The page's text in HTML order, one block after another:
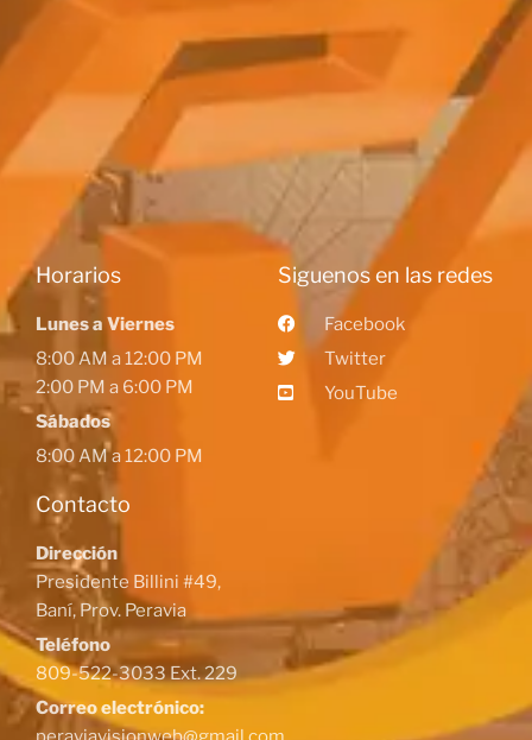
Horarios
Lunes a Viernes
8:00 AM a 12:00 PM
2:00 PM a 6:00 PM
Sábados
8:00 AM a 12:00 PM
Contacto
Dirección
Presidente Billini #49,
Baní, Prov. Peravia
Teléfono
809-522-3033 Ext. 229
Correo electrónico:
Siguenos en las redes
Facebook
Twitter
YouTube